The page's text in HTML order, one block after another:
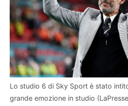
Lo studio 6 di Sky Sport è stato
grande emozione in studio